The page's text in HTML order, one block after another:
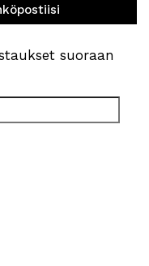
suoraan